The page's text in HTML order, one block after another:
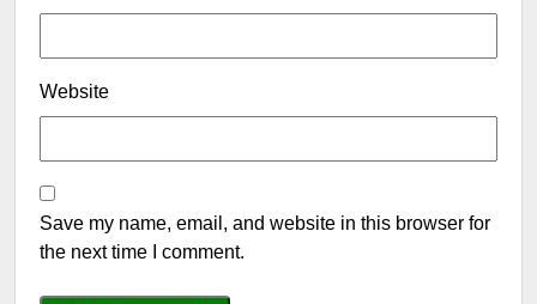
Website
Save my name, email, and website in this browser for
the next time I comment.